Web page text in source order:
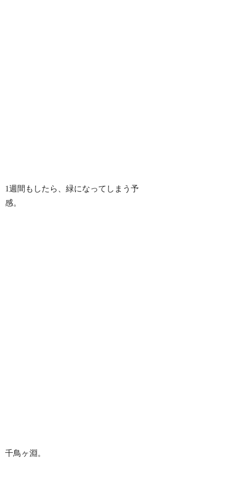
1週間もしたら、緑になってしまう予
感。
千鳥ヶ淵。